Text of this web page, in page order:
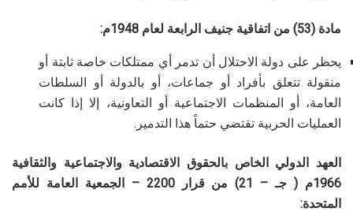
مادة (53) من اتفاقية جنيف الرابعة لعام 1948م:
يحظر على دولة الاحتلال أن تدمر أي ممتلكات خاصة ثابتة أو
منقولة تتعلق بأفراد أو جماعات، أو بالدولة أو السلطات
العامة، أو المنظمات الاجتماعية أو التعاونية، إلا إذا كانت
العمليات الحربية تقتضي حتماً هذا التدمير.
العهد الدولي الخاص بالحقوق الاقتصادية والاجتماعية والثقافية
1966م ( جـ – 21) من قرار 2200 – الجمعية العامة للأمم
المتحدة: